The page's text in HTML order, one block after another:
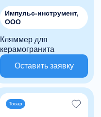
Импульс-инструмент,
ООО
Кляммер для
керамогранита
Оставить заявку
Товар